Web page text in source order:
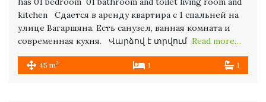
kitchen Сдается в аренду квартира с 1 спальней на
улице Вагаршяна. Есть санузел, ванная комната и
современная кухня. Վարձով է տրվում Read more…
45 m2 1 1